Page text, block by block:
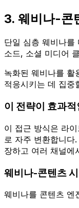
3. 웨비나-콘
단일 심층 웨비나를
소드, 소셜 미디어
녹화된 웨비나를 활
적응시키는 데 집중
이 전략이 효과
이 접근 방식은 라
로 자주 변환합니
장하고 여러 채널에
웨비나-콘텐츠
웨비나를 콘텐츠 엔